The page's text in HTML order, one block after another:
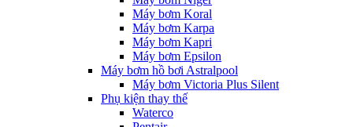
Máy bơm Koral
Máy bơm Karpa
Máy bơm Kapri
Máy bơm Epsilon
Máy bơm hồ bơi Astralpool
Máy bơm Victoria Plus Silent
Phụ kiện thay thế
Waterco